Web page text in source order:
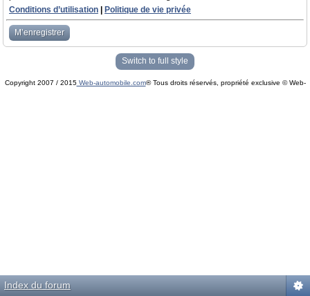
Conditions d’utilisation
Politique de vie privée
M’enregistrer
Switch to full style
Copyright 2007 / 2015Web-automobile.com® Tous droits réservés, propriété exclusive © Web-
Index du forum